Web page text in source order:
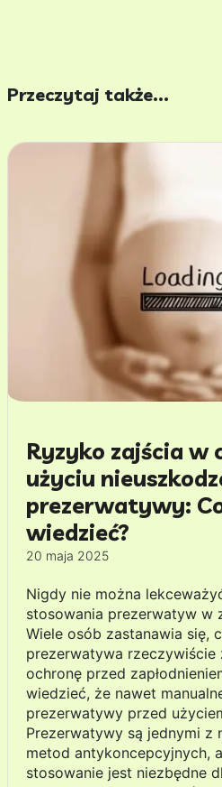
Przeczytaj także...
Ryzyko zajścia w
użyciu
prezerwatywy:
wiedzieć?
20 maja 2025
Nigdy nie można
stosowania prezerwatyw w
Wiele osób zastanawia się,
prezerwatywa rzeczywiście
ochronę przed
wiedzieć, że nawet
prezerwatywy przed
Prezerwatywy są jednymi z
metod antykoncepcyjnych,
stosowanie jest niezbędne